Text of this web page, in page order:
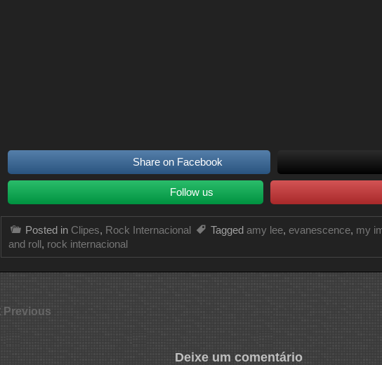
Share on Facebook
Follow us
Posted in Clipes, Rock Internacional Tagged amy lee, evanescence, my
and roll, rock internacional
Previous
Deixe um comentário